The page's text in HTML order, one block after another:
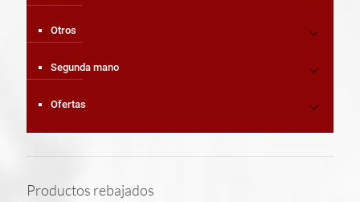
Otros
Segunda mano
Ofertas
Productos rebajados